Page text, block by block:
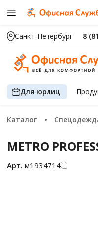
Санкт-Петербург 8
Для юрлиц
Каталог
METRO
Арт. м1934714